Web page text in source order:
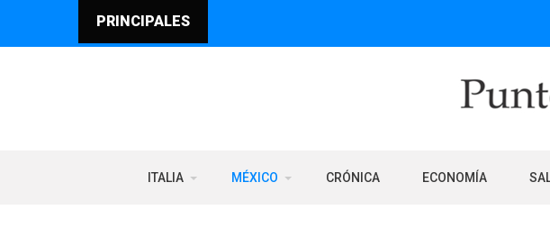
PRINCIPALES
ITALIA MÉXICO CRÓNICA ECONOMÍA